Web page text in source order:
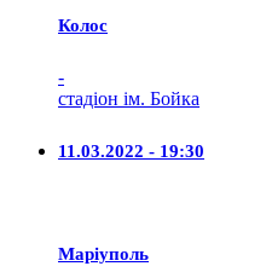
Колос
-
стадіон ім. Бойка
11.03.2022 - 19:30
Маріуполь